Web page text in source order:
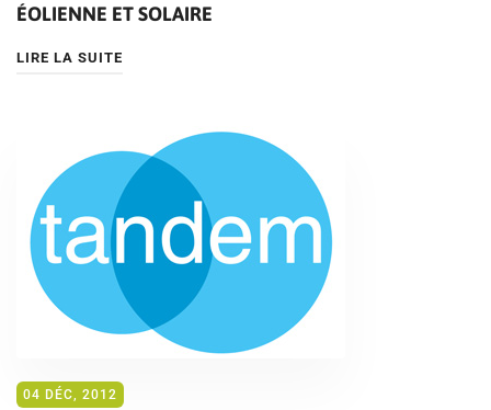
ÉOLIENNE ET SOLAIRE
LIRE LA SUITE
04 DÉC, 2012